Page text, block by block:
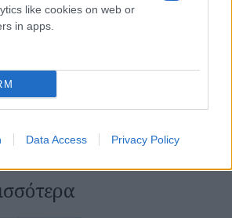
like cookies on web or
in apps.
Data Access Privacy Policy